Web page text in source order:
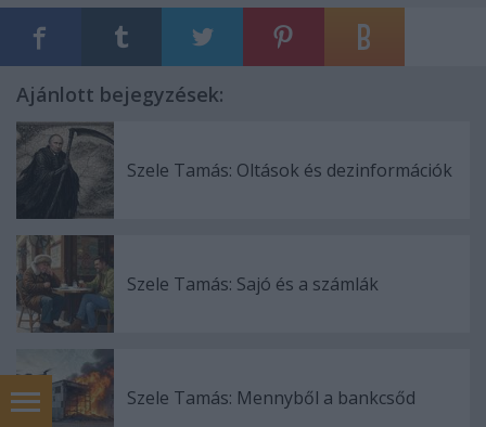
Ajánlott bejegyzések:
Szele Tamás: Oltások és dezinformációk
Szele Tamás: Sajó és a számlák
Szele Tamás: Mennyből a bankcsőd